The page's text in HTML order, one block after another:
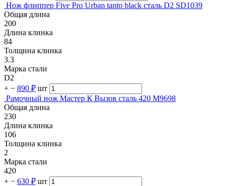
Нож флиппер Five Pro Urban tanto black сталь D2 SD1039
Общая длина
200
Длина клинка
84
Толщина клинка
3.3
Марка стали
D2
+ − 890 ₽ шт
Рамочный нож Мастер К Вызов сталь 420 M9698
Общая длина
230
Длина клинка
106
Толщина клинка
2
Марка стали
420
+ − 630 ₽ шт